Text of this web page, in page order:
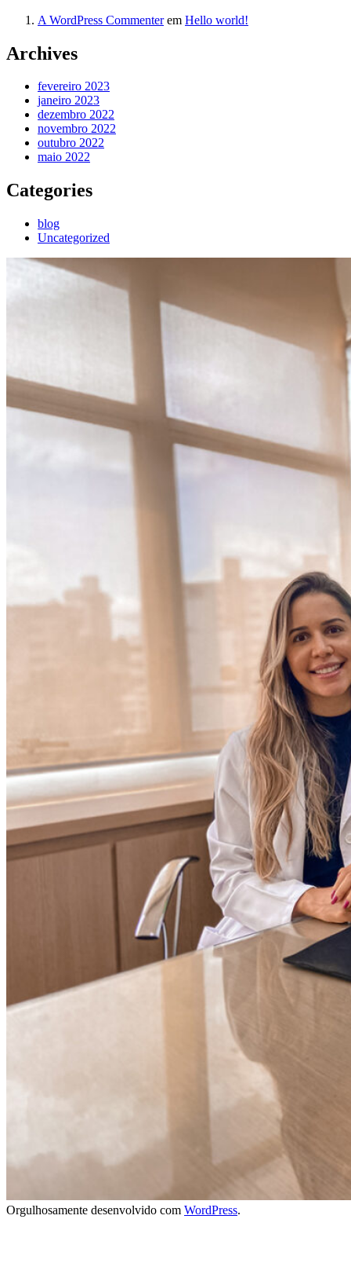
A WordPress Commenterem Hello world!
Archives
fevereiro 2023
janeiro 2023
dezembro 2022
novembro 2022
outubro 2022
maio 2022
Categories
blog
Uncategorized
Orgulhosamente desenvolvido com WordPress.